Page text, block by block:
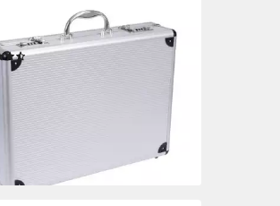
GRÄWE Aktenkoffer
mit Alu-Rahmen, leer
(7)
€
- in 3-4 Werktagen bei dir